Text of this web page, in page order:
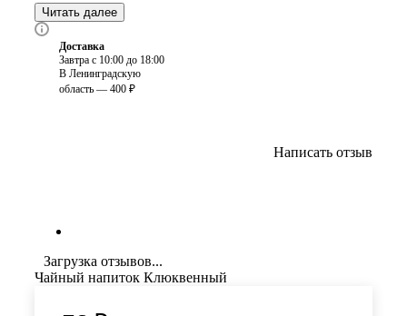
Читать далее
Доставка
Завтра с 10:00 до 18:00
В Ленинградскую
область — 400 ₽
Написать отзыв
Загрузка отзывов...
Чайный напиток Клюквенный